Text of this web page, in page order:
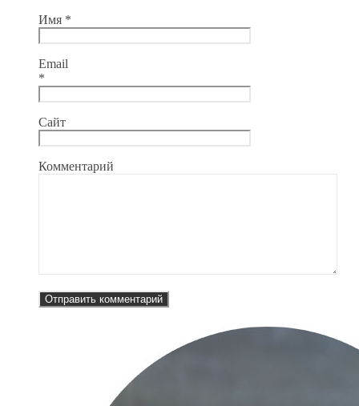
Имя *
Email
*
Сайт
Комментарий